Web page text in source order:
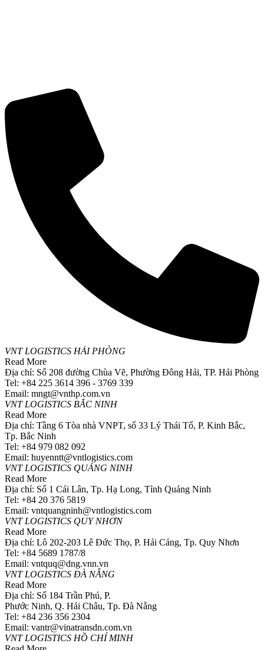
VNT LOGISTICS HẢI PHÒNG
Read More
Địa chỉ: Số 208 đường Chùa Vẽ, Phường Đông Hải, TP. Hải Phòng
Tel: +84 225 3614 396 - 3769 339
Email: mngt@vnthp.com.vn
VNT LOGISTICS BẮC NINH
Read More
Địa chỉ: Tầng 6 Tòa nhà VNPT, số 33 Lý Thái Tổ, P. Kinh Bắc,
Tp. Bắc Ninh
Tel: +84 979 082 092
Email: huyenntt@vntlogistics.com
VNT LOGISTICS QUẢNG NINH
Read More
Địa chỉ: Số 1 Cái Lân, Tp. Hạ Long, Tỉnh Quảng Ninh
Tel: +84 20 376 5819
Email: vntquangninh@vntlogistics.com
VNT LOGISTICS QUY NHƠN
Read More
Địa chỉ: Lô 202-203 Lê Đức Thọ, P. Hải Cảng, Tp. Quy Nhơn
Tel: +84 5689 1787/8
Email: vntquq@dng.vnn.vn
VNT LOGISTICS ĐÀ NẴNG
Read More
Địa chỉ: Số 184 Trần Phú, P.
Phước Ninh, Q. Hải Châu, Tp. Đà Nẵng
Tel: +84 236 356 2304
Email: vantr@vinatransdn.com.vn
VNT LOGISTICS HỒ CHÍ MINH